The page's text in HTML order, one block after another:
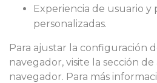
Experiencia de usuario
personalizadas.
Para ajustar la configuración
navegador, visite la sección
navegador. Para más